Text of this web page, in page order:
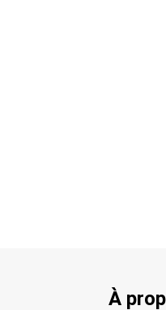
À